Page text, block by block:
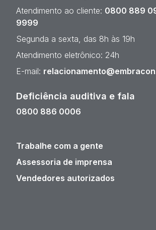
Atendimento ao cliente: 0800 889
9999
Segunda a sexta, das 8h às 19h
Atendimento eletrônico: 24h
E-mail:
Deficiência auditiva e fala
0800 886 0006
Trabalhe com a gente
Assessoria de imprensa
Vendedores autorizados